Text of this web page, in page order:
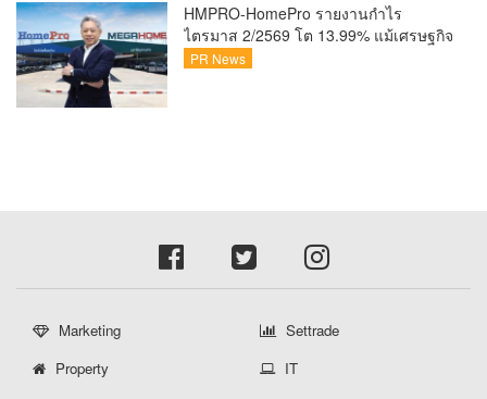
HMPRO-HomePro รายงานกำไร
ไตรมาส 2/2569 โต 13.99% แม้เศรษฐกิจ
ผันผวนเดินหน้าขยายสาขา เสริมพอร์ต
PR News
Marketing
Settrade
Property
IT